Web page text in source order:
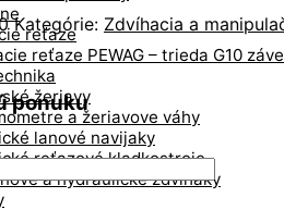
reťaze
reťaze PEWAG – trieda G10
žeriavy
a žeriavove váhy
lanové navijaky
reťazové kladkostroje
a hydraulické zdviháky
Kategórie: Zdvíhacia a
ponuku